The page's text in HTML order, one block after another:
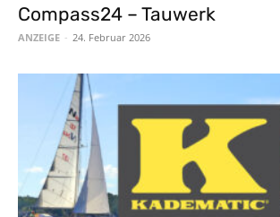
Compass24 – Tauwerk
ANZEIGE - 24. Februar 2026